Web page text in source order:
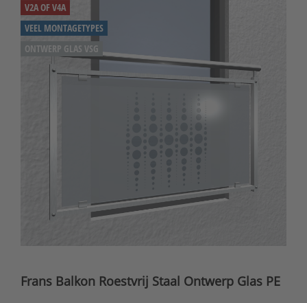
V2A OF V4A
VEEL MONTAGETYPES
ONTWERP GLAS VSG
Frans Balkon Roestvrij Staal Ontwerp Glas PE